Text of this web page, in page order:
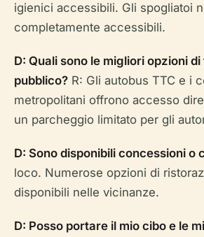
igienici accessibili. Gli spogliatoi
completamente accessibili.
D: Quali sono le migliori opzioni
pubblico? R: Gli autobus TTC e i
metropolitani offrono accesso
un parcheggio limitato per gli
D: Sono disponibili concessioni o
loco. Numerose opzioni di
disponibili nelle vicinanze.
D: Posso portare il mio cibo e le